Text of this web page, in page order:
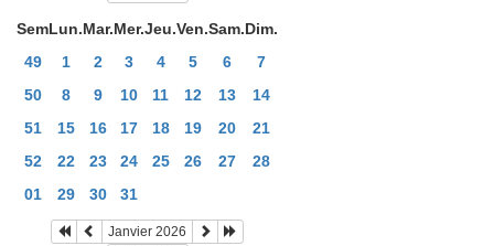
SemLun.Mar.Mer.Jeu.Ven.Sam.Dim.
49
1 2 3 4 5 6
7
50
8 9 10 11 12 13
14
51
15 16 17 18 19 20
21
52
22 23 24 25 26 27
28
01
29 30 31
Janvier 2026